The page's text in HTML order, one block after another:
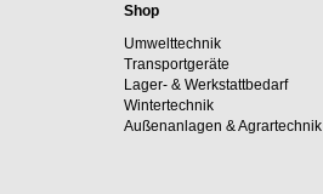
Shop
Umwelttechnik
Transportgeräte
Lager- & Werkstattbedarf
Wintertechnik
Außenanlagen & Agrartechnik